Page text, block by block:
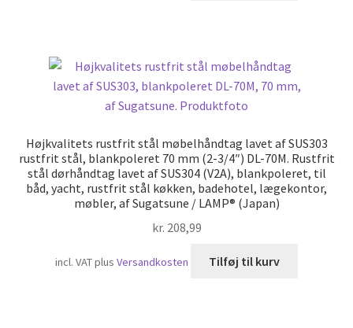
Højkvalitets rustfrit stål møbelhåndtag lavet af SUS303
rustfrit stål, blankpoleret 70 mm (2-3/4″) DL-70M. Rustfrit
stål dørhåndtag lavet af SUS304 (V2A), blankpoleret, til
båd, yacht, rustfrit stål køkken, badehotel, lægekontor,
møbler, af Sugatsune / LAMP® (Japan)
kr. 208,99
incl. VATplusVersandkosten Tilføj til kurv